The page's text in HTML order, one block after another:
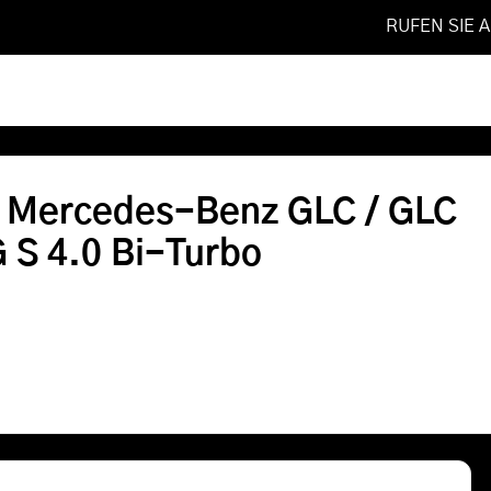
RUFEN
Softwareoptimierung
Shop
Benz GLC / GLC
S 4.0 Bi-Turbo